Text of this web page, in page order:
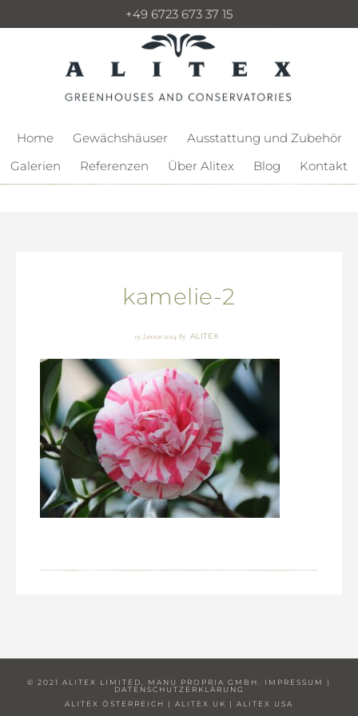
+49 6723 673 37 15
Home Gewächshäuser
Ausstattung und Zubehör
Galerien
Referenzen Über Alitex Blog Kontakt
kamelie-2
19. Januar 2024By ALITEX
© 2021 ALITEX LIMITED, MANU PROPRIA GMBH. IMPRESSUM
|
DATENSCHUTZERKLÄRUNG
ALITEX ÖSTERREICH
| ALITEX UK | ALITEX USA